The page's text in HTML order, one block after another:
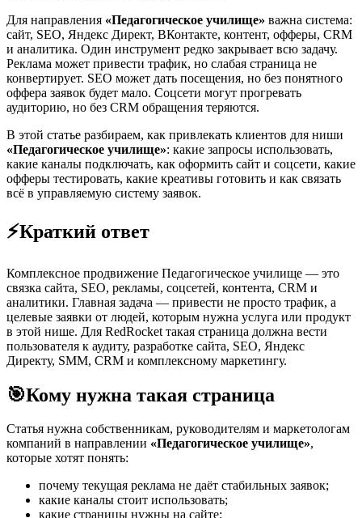
Для направления «Педагогическое училище» важна система:
сайт, SEO, Яндекс Директ, ВКонтакте, контент, офферы, CRM
и аналитика. Один инструмент редко закрывает всю задачу.
Реклама может привести трафик, но слабая страница не
конвертирует. SEO может дать посещения, но без понятного
оффера заявок будет мало. Соцсети могут прогревать
аудиторию, но без CRM обращения теряются.
В этой статье разбираем, как привлекать клиентов для ниши
«Педагогическое училище»: какие запросы использовать,
какие каналы подключать, как оформить сайт и соцсети, какие
офферы тестировать, какие креативы готовить и как связать
всё в управляемую систему заявок.
⚡Краткий ответ
Комплексное продвижение Педагогическое училище — это
связка сайта, SEO, рекламы, соцсетей, контента, CRM и
аналитики. Главная задача — привести не просто трафик, а
целевые заявки от людей, которым нужна услуга или продукт
в этой нише. Для RedRocket такая страница должна вести
пользователя к аудиту, разработке сайта, SEO, Яндекс
Директу, SMM, CRM и комплексному маркетингу.
🎯Кому нужна такая страница
Статья нужна собственникам, руководителям и маркетологам
компаний в направлении «Педагогическое училище»,
которые хотят понять:
почему текущая реклама не даёт стабильных заявок;
какие каналы стоит использовать;
какие страницы нужны на сайте;